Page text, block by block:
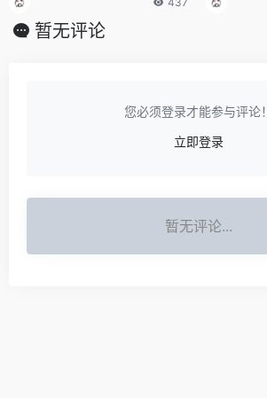
暂无评论
您必须登录才能参与评论！
立即登录
暂无评论...